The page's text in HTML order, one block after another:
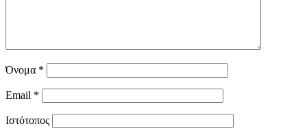
Όνομα *
Email *
Ιστότοπος